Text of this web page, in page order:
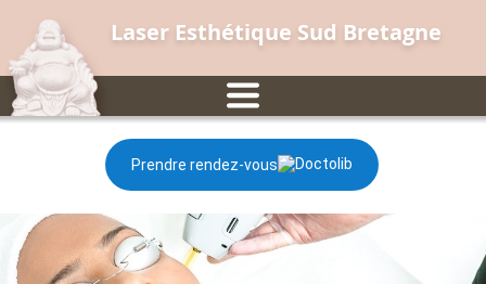
Laser Esthétique Sud Bretagne
Prendre rendez-vous